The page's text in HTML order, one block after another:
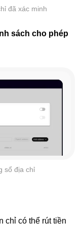
đã xác minh
sách cho phép
sổ địa chỉ
chỉ có thể rút tiền